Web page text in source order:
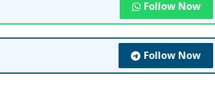
Follow Now
Follow Now